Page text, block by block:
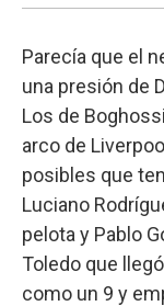
Parecía que el
una presión de
Los de
arco de
posibles que
Luciano
pelota y Pablo
Toledo que
como un 9 y